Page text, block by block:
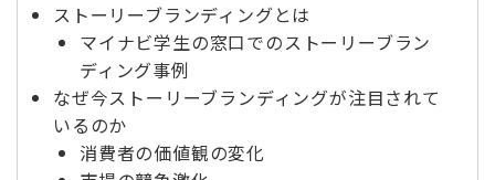
ストーリーブランディングとは
マイナビ学生の窓口でのストーリーブラン
ディング事例
なぜ今ストーリーブランディングが注目されて
いるのか
消費者の価値観の変化